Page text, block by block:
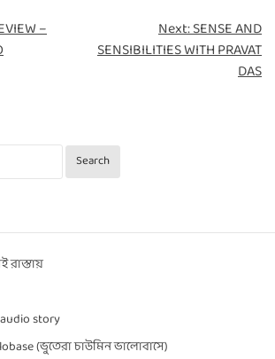
–
Next:SENSE AND
SENSIBILITIES WITH PRAVAT
DAS
রাস্তায়
audio story
(ভুতেরা চাউমিন ভালোবাসে)